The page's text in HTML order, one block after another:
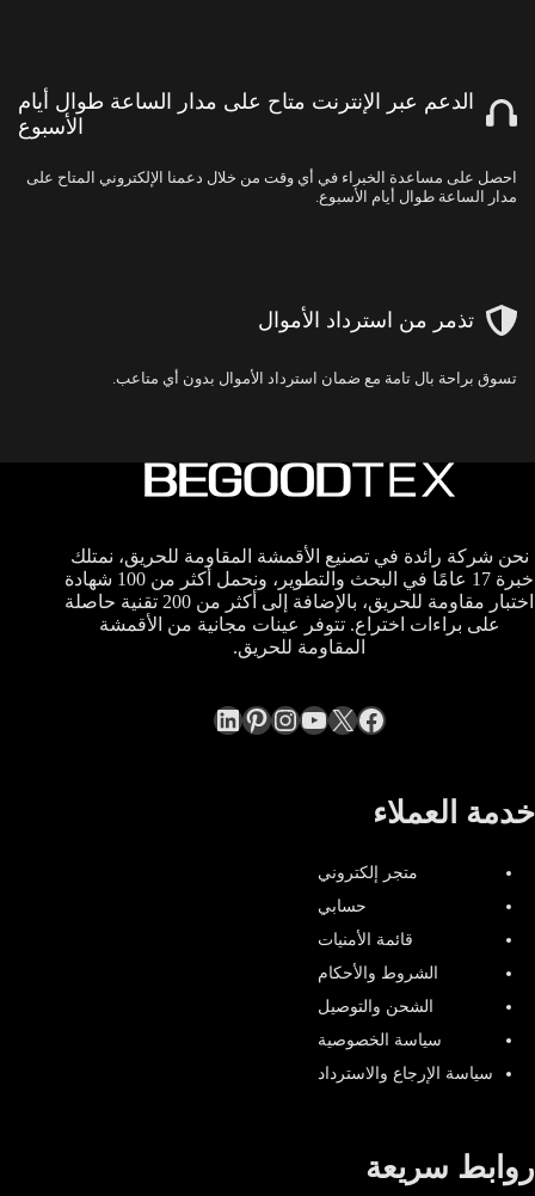
الدعم عبر الإنترنت متاح على مدار الساعة طوال أيام
الأسبوع
احصل على مساعدة الخبراء في أي وقت من خلال دعمنا الإلكتروني المتاح على
مدار الساعة طوال أيام الأسبوع.
تذمر من استرداد الأموال
تسوق براحة بال تامة مع ضمان استرداد الأموال بدون أي متاعب.
نحن شركة رائدة في تصنيع الأقمشة المقاومة للحريق، نمتلك
خبرة 17 عامًا في البحث والتطوير، ونحمل أكثر من 100 شهادة
اختبار مقاومة للحريق، بالإضافة إلى أكثر من 200 تقنية حاصلة
على براءات اختراع. تتوفر عينات مجانية من الأقمشة
المقاومة للحريق.
Facebook
X
YouTube
Instagram
Pinterest
LinkedIn
خدمة العملاء
متجر إلكتروني
حسابي
قائمة الأمنيات
الشروط والأحكام
الشحن والتوصيل
سياسة الخصوصية
سياسة الإرجاع والاسترداد
روابط سريعة